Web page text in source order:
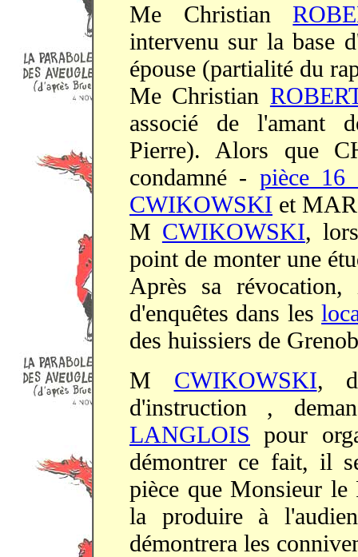
Me Christian
intervenu sur la base
épouse (partialité du
Me Christian
associé de l'amant
Pierre). Alors que
condamné - pièce 16
CWIKOWSKI et
M CWIKOWSKI,
point de monter une
Après sa
d'enquêtes dans les
des huissiers de
M CWIKOWSKI,
d'instruction ,
LANGLOIS pour
démontrer ce fait, il
pièce que Monsieur le
la produire à
démontrera les